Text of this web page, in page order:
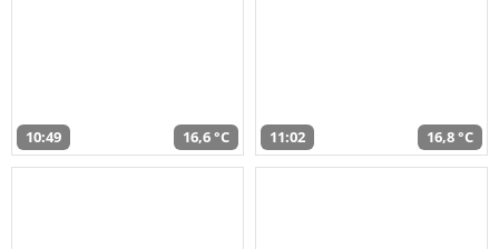
10:49 16,6 °C 11:02 16,8 °C